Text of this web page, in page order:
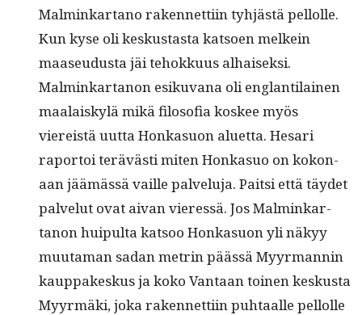
Malminkar­tano raken­net­ti­in tyhjästä pel­lolle.
Kun kyse oli keskus­tas­ta kat­soen melkein
maaseudus­ta jäi tehokku­us alhaisek­si.
Malminkar­tanon esiku­vana oli englan­ti­lainen
maalaiskylä mikä filosofia kos­kee myös
viereistä uut­ta Honka­suon aluet­ta. Hesari
rapor­toi terävästi miten Honka­suo on kokon­
aan jäämässä vaille palvelu­ja. Pait­si että täy­det
palve­lut ovat aivan vier­essä. Jos Malminkar­
tanon huip­ul­ta kat­soo Honka­suon yli näkyy
muu­ta­man sadan metrin päässä Myyr­man­nin
kaup­pakeskus ja koko Van­taan toinen keskus­ta
Myyr­mä­ki, joka raken­net­ti­in puh­taalle pel­lolle